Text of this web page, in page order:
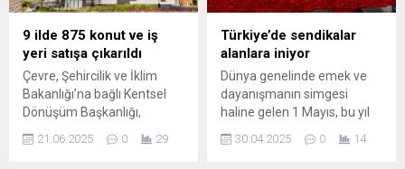
9 ilde 875 konut ve iş
yeri satışa çıkarıldı
Çevre, Şehircilik ve İklim
Bakanlığı’na bağlı Kentsel
Dönüşüm Başkanlığı,
Ankara, Bingöl, Diyarbakır,
Giresun, İstanbul, Konya,
21.06.2025 0 29
Türkiye’de sendikalar
alanlara iniyor
Dünya genelinde emek ve
dayanışmanın simgesi
haline gelen 1 Mayıs, bu yıl
da Türkiye’nin dört bir
yanında kutlanacak. 1856’da
30.04.2025 0 14